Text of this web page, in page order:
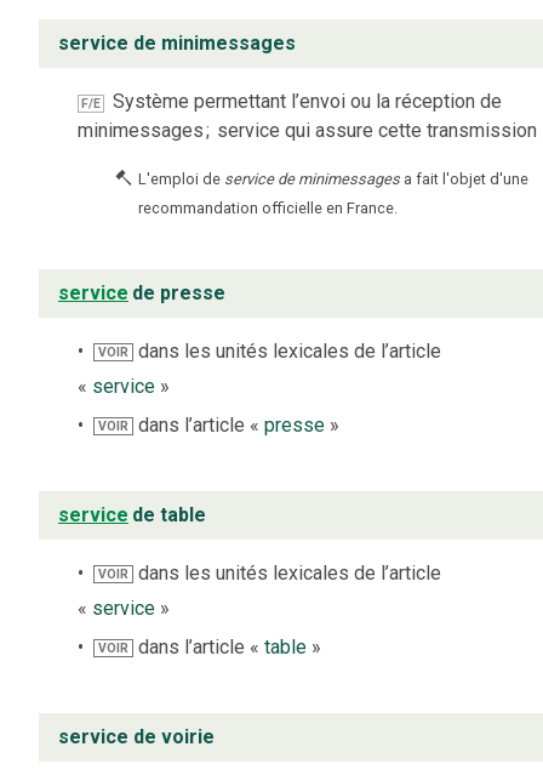
service de minimessages
F/E
Système permettant l’envoi ou la réception de
minimessages; service qui assure cette transmission
L'emploi de service de minimessages a fait l'objet d'une
recommandation officielle en France.
service de presse
VOIR
dans les unités lexicales de l’article
« service »
VOIR dans l’article «presse »
service de table
VOIR
dans les unités lexicales de l’article
« service »
VOIR dans l’article «table »
service de voirie